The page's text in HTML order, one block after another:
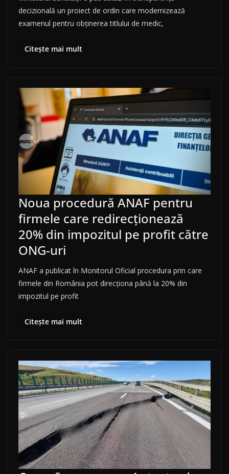
decizională un proiect de ordin care modernizează
examenul pentru obținerea titlului de medic,
Citește mai mult
Noua procedură ANAF pentru
firmele care redirecționează
20% din impozitul pe profit către
ONG-uri
ANAF a publicat în Monitorul Oficial procedura prin care
firmele din România pot direcționa până la 20% din
impozitul pe profit
Citește mai mult